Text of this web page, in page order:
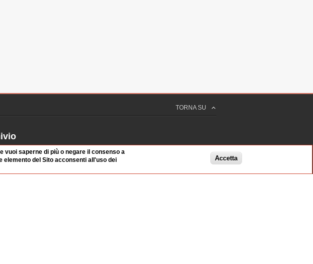
TORNA SU
vuoi saperne di più o negare il consenso a
elemento del Sito acconsenti all'uso dei
Accetta